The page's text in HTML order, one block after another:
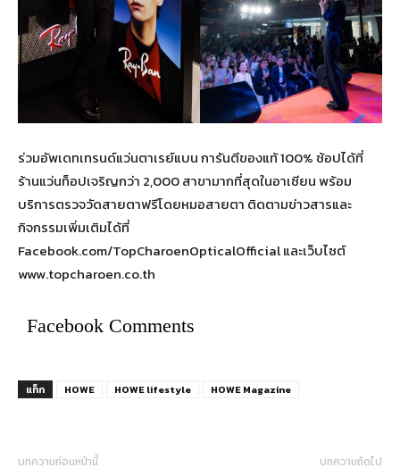
ร่วมอัพเดทเทรนด์แว่นตาเรย์แบน การันตีของแท้ 100% ช้อปได้ที่
ร้านแว่นท็อปเจริญกว่า 2,000 สาขามากที่สุดในอาเซียน พร้อม
บริการตรวจวัดสายตาฟรีโดยหมอสายตา ติดตามข่าวสารและ
กิจกรรมเพิ่มเติมได้ที่
Facebook.com/TopCharoenOpticalOfficial และเว็บไซต์
www.topcharoen.co.th
Facebook Comments
แท็ก HOWE HOWE lifestyle HOWE Magazine
บทความก่อนหน้านี้ บทความถัดไป